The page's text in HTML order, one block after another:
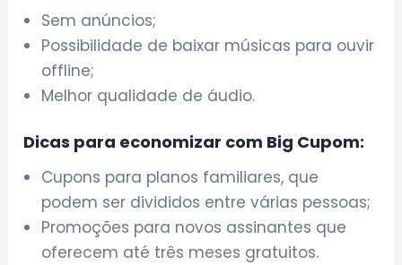
Sem anúncios;
Possibilidade de baixar músicas para ouvir
offline;
Melhor qualidade de áudio.
Dicas para economizar com Big Cupom:
Cupons para planos familiares, que
podem ser divididos entre várias pessoas;
Promoções para novos assinantes que
oferecem até três meses gratuitos.